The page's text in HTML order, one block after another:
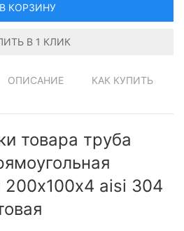
В КОРЗИНУ
В 1 КЛИК
ОПИСАНИЕ
КАК КУПИТЬ
товара труба
aisi 304